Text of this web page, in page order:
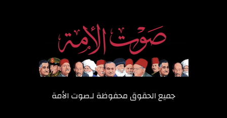
جميع الحقوق محفوظة لـصوت الأمة